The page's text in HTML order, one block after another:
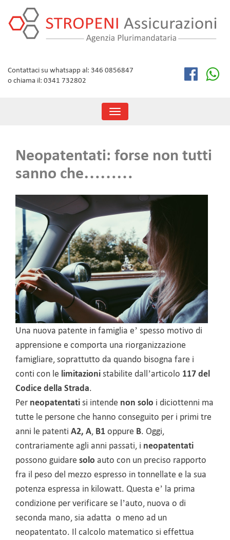
content
Contattaci su whatsapp al: 346 0856847
o chiama il: 0341 732802
Toggle
navigation
Neopatentati: forse non tutti
sanno che………
Una nuova patente in famiglia e’ spesso motivo di
apprensione e comporta una riorganizzazione
famigliare, soprattutto da quando bisogna fare i
conti con le limitazionistabilite dall’articolo 117 del
Codice della Strada.
Per neopatentatisi intende non solo i diciottenni ma
tutte le persone che hanno conseguito per i primi tre
anni le patenti A2, A, B1oppure B. Oggi,
contrariamente agli anni passati, i neopatentati
possono guidare solo auto con un preciso rapporto
fra il peso del mezzo espresso in tonnellate e la sua
potenza espressa in kilowatt. Questa e’ la prima
condizione per verificare se l’auto, nuova o di
seconda mano, sia adatta o meno ad un
neopatentato. Il calcolo matematico si effettua